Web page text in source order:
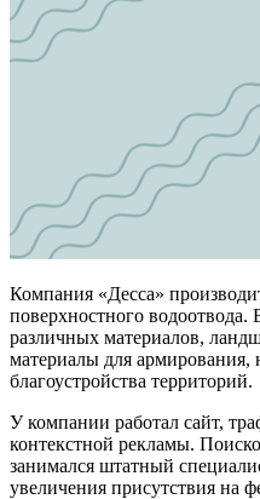
Компания «Десса»
поверхностного водоотвода.
различных материалов,
материалы для
благоустройства территорий.
У компании работал сайт,
контекстной рекламы.
занимался штатный
увеличения присутствия на